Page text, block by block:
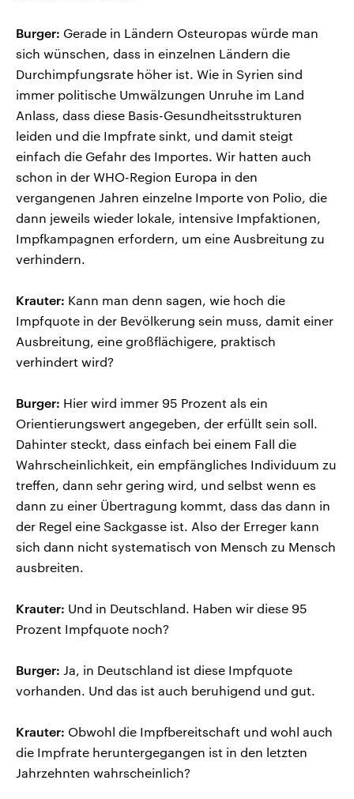
Burger: Gerade in Ländern Osteuropas würde man
sich wünschen, dass in einzelnen Ländern die
Durchimpfungsrate höher ist. Wie in Syrien sind
immer politische Umwälzungen Unruhe im Land
Anlass, dass diese Basis-Gesundheitsstrukturen
leiden und die Impfrate sinkt, und damit steigt
einfach die Gefahr des Importes. Wir hatten auch
schon in der WHO-Region Europa in den
vergangenen Jahren einzelne Importe von Polio, die
dann jeweils wieder lokale, intensive Impfaktionen,
Impfkampagnen erfordern, um eine Ausbreitung zu
verhindern.
Krauter: Kann man denn sagen, wie hoch die
Impfquote in der Bevölkerung sein muss, damit einer
Ausbreitung, eine großflächigere, praktisch
verhindert wird?
Burger: Hier wird immer 95 Prozent als ein
Orientierungswert angegeben, der erfüllt sein soll.
Dahinter steckt, dass einfach bei einem Fall die
Wahrscheinlichkeit, ein empfängliches Individuum zu
treffen, dann sehr gering wird, und selbst wenn es
dann zu einer Übertragung kommt, dass das dann in
der Regel eine Sackgasse ist. Also der Erreger kann
sich dann nicht systematisch von Mensch zu Mensch
ausbreiten.
Krauter: Und in Deutschland. Haben wir diese 95
Prozent Impfquote noch?
Burger: Ja, in Deutschland ist diese Impfquote
vorhanden. Und das ist auch beruhigend und gut.
Krauter: Obwohl die Impfbereitschaft und wohl auch
die Impfrate heruntergegangen ist in den letzten
Jahrzehnten wahrscheinlich?